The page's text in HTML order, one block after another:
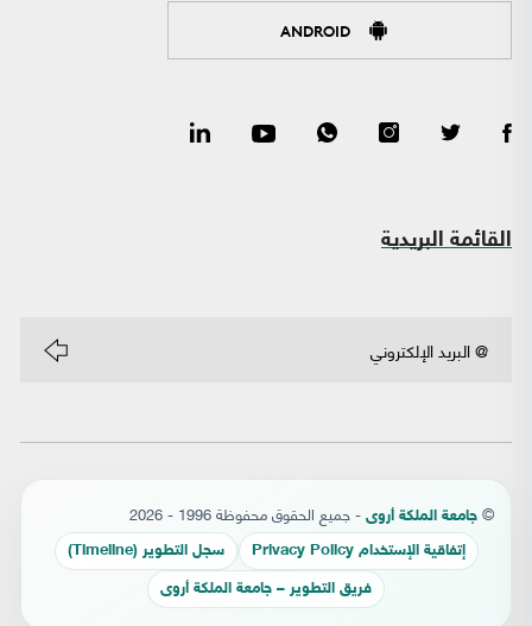
ANDROID
القائمة البريدية
© جامعة الملكة أروى - جميع الحقوق محفوظة 1996 - 2026
إتفاقية الإستخدام Privacy Policy سجل التطوير (Timeline)
فريق التطوير – جامعة الملكة أروى